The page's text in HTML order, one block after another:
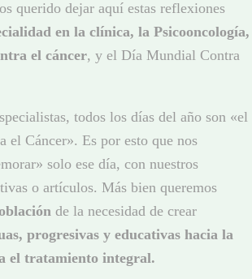
querido dejar aquí estas reflexiones
en la clínica, la Psicooncología,
el cáncer, y el Día Mundial Contra
todos los días del año son «el
el Cáncer». Es por esto que nos
solo ese día, con nuestros
o artículos. Más bien queremos
de la necesidad de crear
progresivas y educativas hacia la
el tratamiento integral.